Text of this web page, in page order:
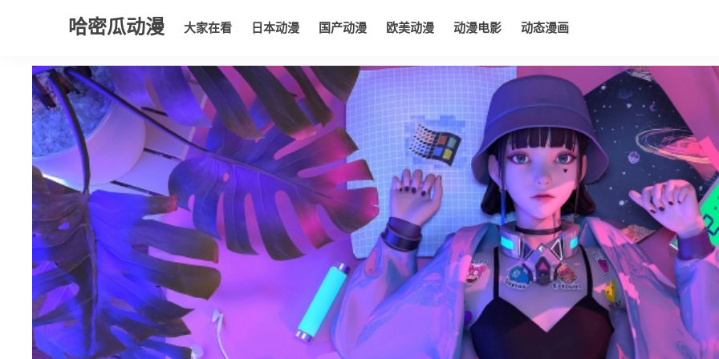
哈密瓜动漫 大家在看 日本动漫 国产动漫 欧美动漫 动漫电影 动态漫画
大家在看 日本动漫 国产动漫 欧美动漫 动漫电影 动态漫画